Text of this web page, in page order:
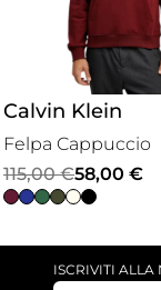
Calvin Klein
Felpa Cappuccio
115,00€
Il
prezzo
58,00 €
Il
prezzo
ISCRIVITI ALLA